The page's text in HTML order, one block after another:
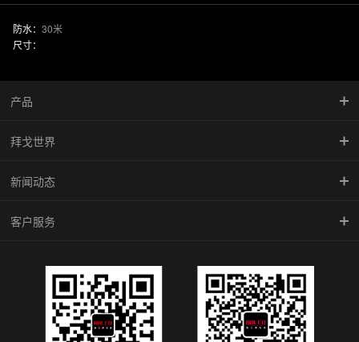
防水： 30米
尺寸：
产品
慧智金·尚品系列
竞速系列
型动系列
拜戈世界
品牌传承
馆藏珍品
新闻动态
新闻中心
客户服务